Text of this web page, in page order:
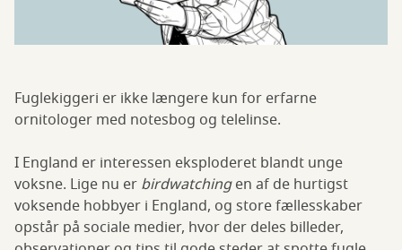
Fuglekiggeri er ikke længere kun for erfarne
ornitologer med notesbog og telelinse.
I England er interessen eksploderet blandt unge
voksne. Lige nu er birdwatchingen af de hurtigst
voksende hobbyer i England, og store fællesskaber
opstår på sociale medier, hvor der deles billeder,